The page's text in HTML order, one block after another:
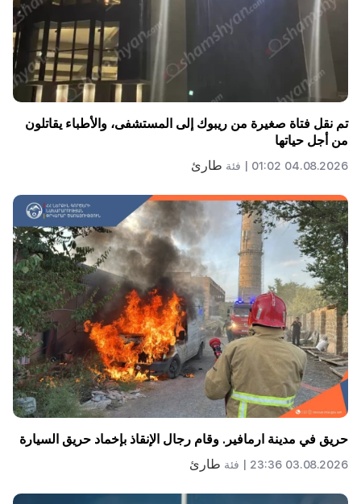
تم نقل فتاة صغيرة من ريبوك إلى المستشفى، والأطباء يقاتلون
من أجل حياتها
04.08.2026 01:02 | فئة طارئ
حريق في مدينة ارمافير. وقام رجال الإنقاذ بإخماد حريق السيارة
03.08.2026 23:36 | فئة طارئ